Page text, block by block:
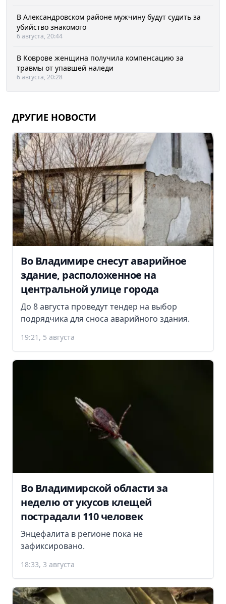
В Александровском районе мужчину будут судить за
убийство знакомого
6 августа, 20:44
В Коврове женщина получила компенсацию за
травмы от упавшей наледи
6 августа, 20:28
ДРУГИЕ НОВОСТИ
Во Владимире снесут аварийное
здание, расположенное на
центральной улице города
До 8 августа проведут тендер на выбор
подрядчика для сноса аварийного здания.
19:21, 5 августа
Во Владимирской области за
неделю от укусов клещей
пострадали 110 человек
Энцефалита в регионе пока не
зафиксировано.
18:33, 3 августа